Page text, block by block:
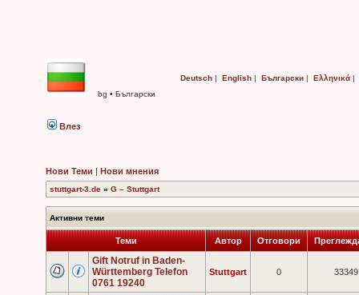
bg • Български
Deutsch | English | Български | Ελληνικά |
Влез
Нови Теми | Нови мнения
stuttgart-3.de » G – Stuttgart
Активни теми
Теми Автор Отговори
Gift Notruf in Baden-
Württemberg Telefon
0761 19240
Stuttgart 0 33349